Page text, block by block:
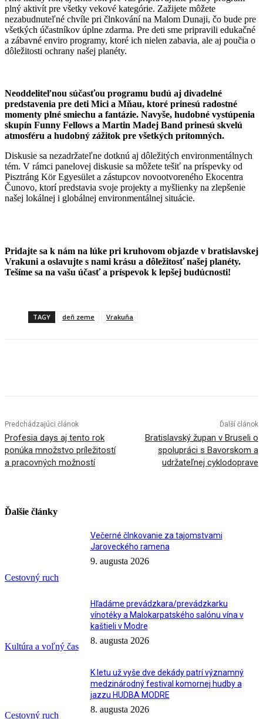
plný aktivít pre všetky vekové kategórie. Zažijete môžete
nezabudnuteľné chvíle pri člnkování na Malom Dunaji, čo bude pre
všetkých účastníkov úplne zdarma. Pre deti sme pripravili edukačné
a zábavné enviro programy, ktoré ich nielen zabavia, ale aj poučia o
dôležitosti ochrany našej planéty.
Neoddeliteľnou súčasťou programu budú aj divadelné
predstavenia pre deti Mici a Mňau, ktoré prinesú radostné
momenty plné smiechu a fantázie. Navyše, hudobné vystúpenia
skupín Funny Fellows a Martin Madej Band prinesú skvelú
atmosféru a hudobný zážitok pre všetkých prítomných.
Diskusie sa nezadržateľne dotknú aj dôležitých environmentálnych
tém. V rámci panelovej diskusie sa môžete tešiť na príspevky od
Pisztráng Kör Egyesület a zástupcov novootvoreného Ekocentra
Čunovo, ktorí predstavia svoje projekty a myšlienky na zlepšenie
našej lokálnej i globálnej environmentálnej situácie.
Pridajte sa k nám na lúke pri kruhovom objazde v bratislavskej
Vrakuni a oslavujte s nami krásu a dôležitosť našej planéty.
Tešíme sa na vašu účasť a príspevok k lepšej budúcnosti!
TAGY deň zeme Vrakuňa
Predchádzajúci článok
Profesia days aj tento rok
ponúka množstvo príležitostí
a pracovných možností
Ďalší článok
Bratislavský župan v Bruseli o
spolupráci s Bavorskom a
udržateľnej cyklodoprave
Ďalšie články
Cestovný ruch
Večerné člnkovanie za tajomstvami
Jaroveckého ramena
9. augusta 2026
Kultúra a voľný čas
Hľadáme prevádzkara/prevádzkarku
vínotéky a Malokarpatského salónu vína v
kaštieli v Modre
8. augusta 2026
Cestovný ruch
K letu už vyše dve dekády patrí významný
medzinárodný festival komornej hudby a
jazzu HUDBA MODRE
8. augusta 2026